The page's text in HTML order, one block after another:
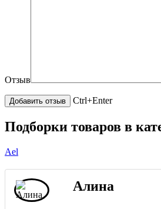
Отзыв
Ctrl+Enter
Подборки товаров в
Ael
Алина